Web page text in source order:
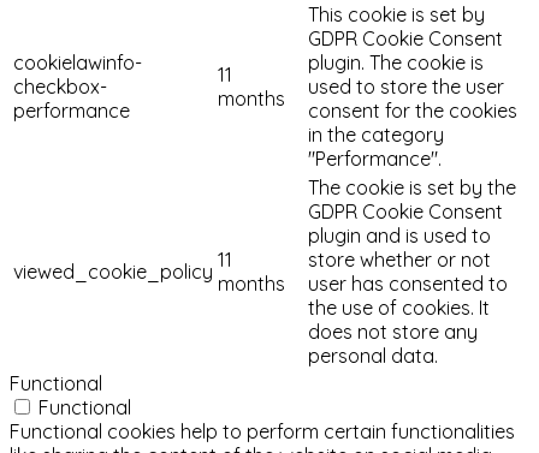
cookielawinfo-
checkbox-
performance
11
months
This cookie is set by
GDPR Cookie Consent
plugin. The cookie is
used to store the user
consent for the cookies
in the category
"Performance".
viewed_cookie_policy 11
months
The cookie is set by the
GDPR Cookie Consent
plugin and is used to
store whether or not
user has consented to
the use of cookies. It
does not store any
personal data.
Functional
Functional
Functional cookies help to perform certain functionalities